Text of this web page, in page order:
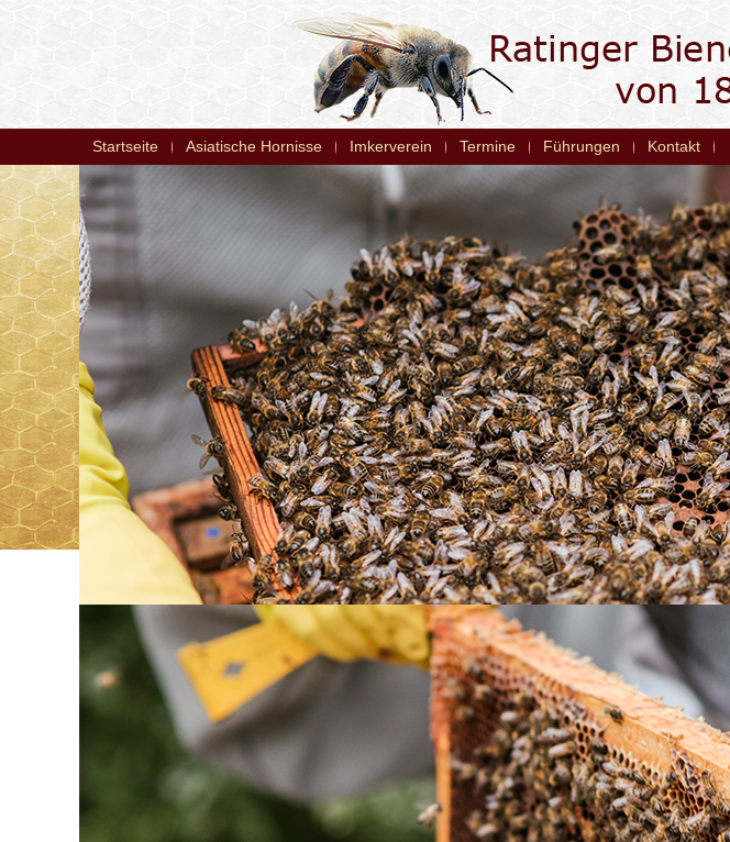
Startseite Asiatische Hornisse Imkerverein Termine Führungen Kontakt